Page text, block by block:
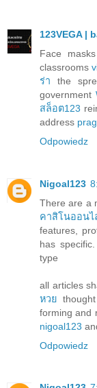
123VEGA |
Face masks
classrooms
ร่า the
government
สล็อต123
address
Odpowiedz
Nigoal123
There are a
คาสิโนออนไ
features,
has specific.
type
all articles
หวย
forming and
nigoal123
Odpowiedz